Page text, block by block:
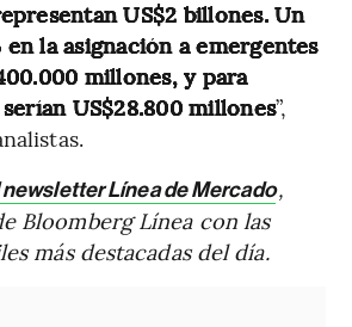
US$2 billones. Un
en la asignación a emergentes
millones, y para
US$28.800 millones”,
Línea de Mercado,
Bloomberg Línea con las
más destacadas del día.